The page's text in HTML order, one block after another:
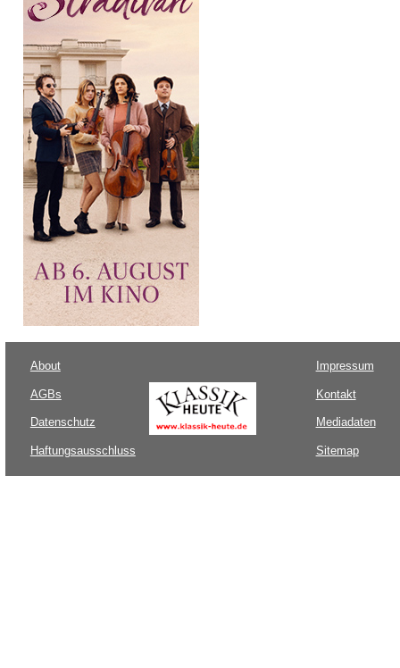
About
AGBs
Datenschutz
Haftungsausschluss
Impressum
Kontakt
Mediadaten
Sitemap